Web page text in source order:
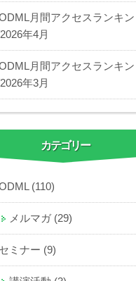
月間アクセスランキン
年4月
月間アクセスランキン
年3月
カテゴリー
(110)
メルマガ (29)
セミナー (9)